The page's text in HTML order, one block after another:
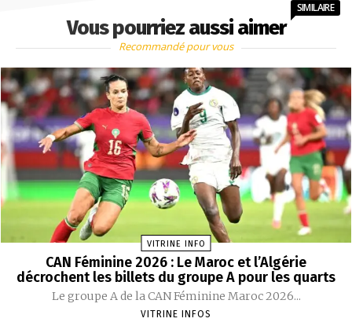
Vous pourriez aussi aimer
SIMILAIRE
Recommandé pour vous
VITRINE INFO
CAN Féminine 2026 : Le Maroc et l’Algérie
décrochent les billets du groupe A pour les quarts
Le groupe A de la CAN Féminine Maroc 2026...
VITRINE INFOS